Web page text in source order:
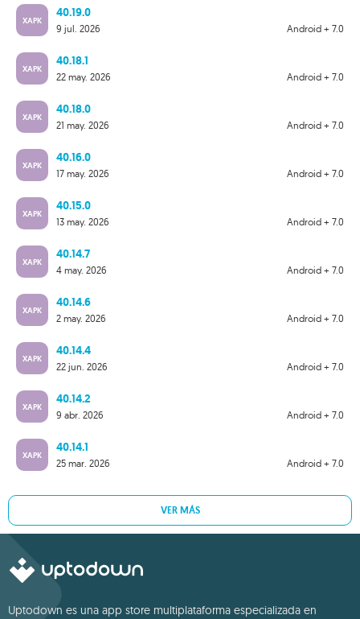
XAPK
40.19.0
Android + 7.0
9 jul. 2026
XAPK
40.18.1
Android + 7.0
22 may. 2026
XAPK
40.18.0
Android + 7.0
21 may. 2026
XAPK
40.16.0
Android + 7.0
17 may. 2026
XAPK
40.15.0
Android + 7.0
13 may. 2026
XAPK
40.14.7
Android + 7.0
4 may. 2026
XAPK
40.14.6
Android + 7.0
2 may. 2026
XAPK
40.14.4
Android + 7.0
22 jun. 2026
XAPK
40.14.2
Android + 7.0
9 abr. 2026
XAPK
40.14.1
Android + 7.0
25 mar. 2026
VER MÁS
Uptodown es una app store multiplataforma especializada en